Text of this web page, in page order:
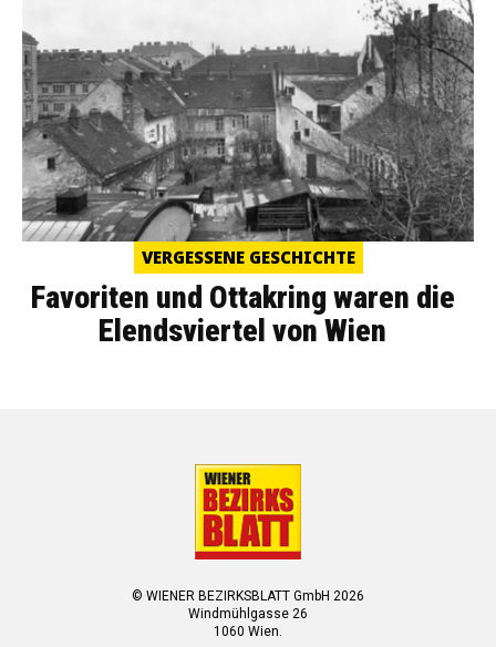
VERGESSENE GESCHICHTE
Favoriten und Ottakring waren die
Elendsviertel von Wien
© WIENER BEZIRKSBLATT GmbH 2026
Windmühlgasse 26
1060 Wien.